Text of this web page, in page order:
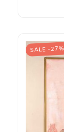
SALE -27%